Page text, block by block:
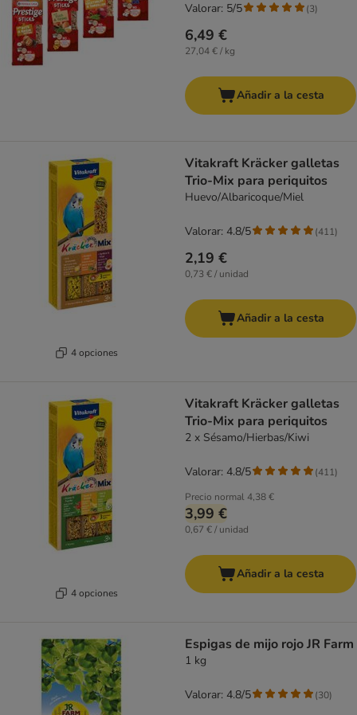
6,49 €
27,04 € / kg
Valorar: 5/5 (3)
Añadir a la cesta
4 opciones
Vitakraft Kräcker galletas
Trio-Mix para periquitos
Huevo/Albaricoque/Miel
2,19 €
0,73 € / unidad
Valorar: 4.8/5 (411)
Añadir a la cesta
4 opciones
Vitakraft Kräcker galletas
Trio-Mix para periquitos
2 x Sésamo/Hierbas/Kiwi
Precio normal4,38 €
3,99 €
0,67 € / unidad
Valorar: 4.8/5 (411)
Añadir a la cesta
Espigas de mijo rojo JR Farm
1 kg
Valorar: 4.8/5 (30)